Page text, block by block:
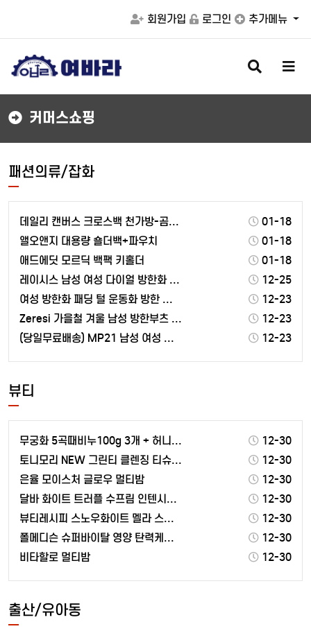
회원가입 로그인 추가메뉴
검
색
버
메
버
커머스쇼핑
패션의류/잡화
데일리 캔버스 크로스백 천가방-곰돌이 키링증정
01-18
앨오앤지 대용량 숄더백+파우치
01-18
애드에딧 모르딕 백팩 키홀더
01-18
레이시스 남성 여성 다이얼 방한화 털신발 털운동화 털부…
12-25
여성 방한화 패딩 털 운동화 방한 겨울 스니커즈 기모 …
12-23
Zeresi 가을철 겨울 남성 방한부츠 남자워커
12-23
(당일무료배송) MP21 남성 여성 겨울 방한 운동화 …
12-23
뷰티
무궁화 5곡때비누100g 3개 + 허니율피때비누100g…
12-30
토니모리 NEW 그린티 클렌징 티슈 세트
12-30
은율 모이스처 글로우 멀티밤
12-30
달바 화이트 트러플 수프림 인텐시브 세럼 100ml x…
12-30
뷰티레시피 스노우화이트 멜라 스탑 화이트닝 크림
12-30
폴메디슨 슈퍼바이탈 영양 탄력케어 아이크림
12-30
비타할로 멀티밤
12-30
출산/유아동